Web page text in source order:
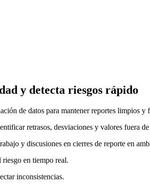
y detecta riesgos rápido
de datos para mantener reportes limpios y
retrasos, desviaciones y valores fuera
y discusiones en cierres de reporte en
en tiempo real.
inconsistencias.